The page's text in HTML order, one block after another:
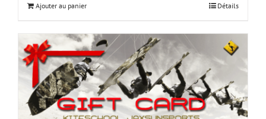
Ajouter au panier Détails